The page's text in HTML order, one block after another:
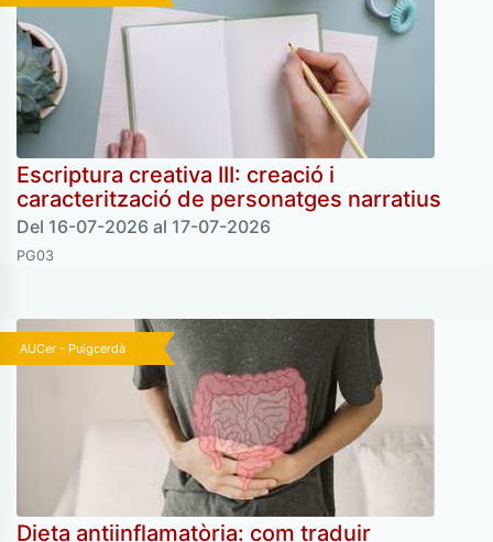
Escriptura creativa III: creació i
caracterització de personatges narratius
Del 16-07-2026 al 17-07-2026
PG03
AUCer - Puigcerdà
Dieta antiinflamatòria: com traduir